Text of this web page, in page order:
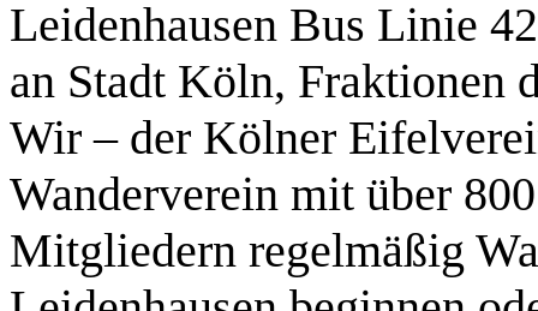
Leidenhausen Bus Linie
an Stadt Köln, Fraktionen
Wir – der Kölner
Wanderverein mit über 800
Mitgliedern regelmäßig